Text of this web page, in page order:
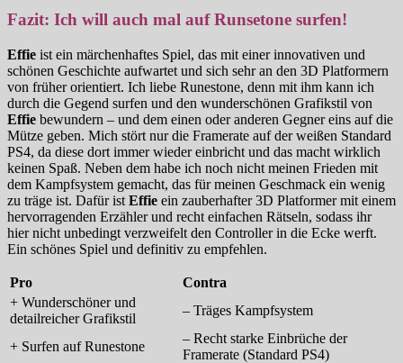
Fazit: Ich will auch mal auf Runsetone surfen!
Effie ist ein märchenhaftes Spiel, das mit einer innovativen und
schönen Geschichte aufwartet und sich sehr an den 3D Platformern
von früher orientiert. Ich liebe Runestone, denn mit ihm kann ich
durch die Gegend surfen und den wunderschönen Grafikstil von
Effie bewundern – und dem einen oder anderen Gegner eins auf die
Mütze geben. Mich stört nur die Framerate auf der weißen Standard
PS4, da diese dort immer wieder einbricht und das macht wirklich
keinen Spaß. Neben dem habe ich noch nicht meinen Frieden mit
dem Kampfsystem gemacht, das für meinen Geschmack ein wenig
zu träge ist. Dafür ist Effie ein zauberhafter 3D Platformer mit einem
hervorragenden Erzähler und recht einfachen Rätseln, sodass ihr
hier nicht unbedingt verzweifelt den Controller in die Ecke werft.
Ein schönes Spiel und definitiv zu empfehlen.
Pro
Contra
+ Wunderschöner und
detailreicher Grafikstil
– Träges Kampfsystem
+ Surfen auf Runestone
– Recht starke Einbrüche der
Framerate (Standard PS4)